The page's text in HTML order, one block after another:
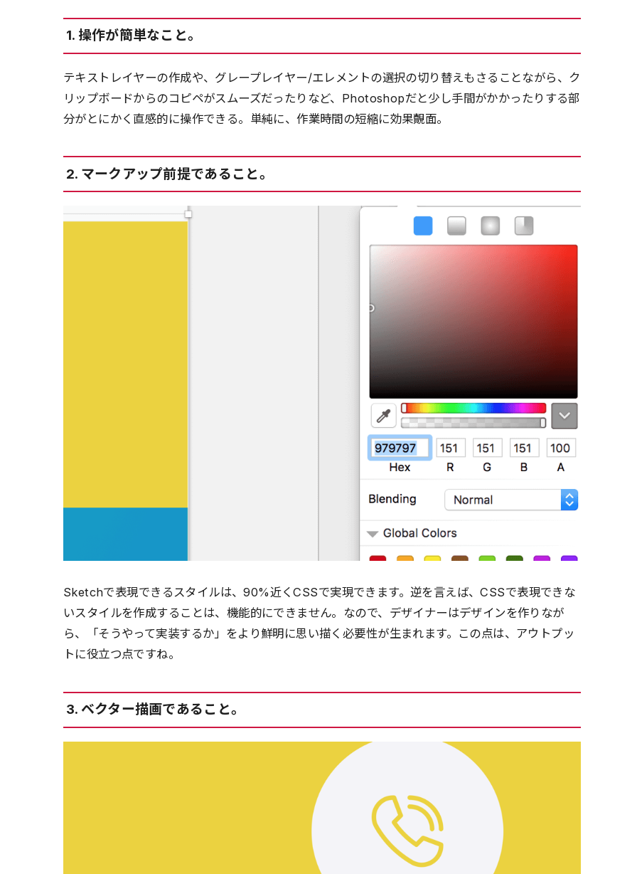
1. 操作が簡単なこと。
テキストレイヤーの作成や、グレープレイヤー/エレメントの選択の切り替えもさることながら、ク
リップボードからのコピペがスムーズだったりなど、Photoshopだと少し手間がかかったりする部
分がとにかく直感的に操作できる。単純に、作業時間の短縮に効果覿面。
2. マークアップ前提であること。
Sketchで表現できるスタイルは、90%近くCSSで実現できます。逆を言えば、CSSで表現できな
いスタイルを作成することは、機能的にできません。なので、デザイナーはデザインを作りなが
ら、「そうやって実装するか」をより鮮明に思い描く必要性が生まれます。この点は、アウトプッ
トに役立つ点ですね。
3. ベクター描画であること。